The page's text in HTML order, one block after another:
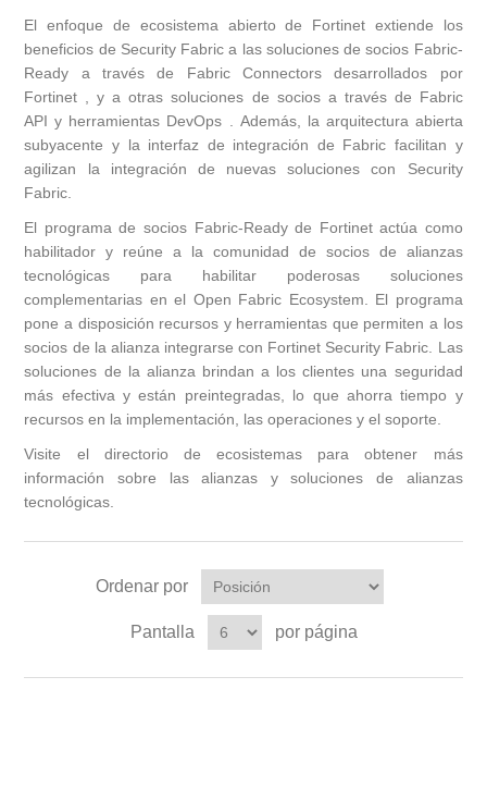
El enfoque de ecosistema abierto de Fortinet extiende los
beneficios de Security Fabric a las soluciones de socios Fabric-
Ready a través de Fabric Connectorsdesarrollados por
Fortinet , y a otras soluciones de socios a través de Fabric
API y herramientas DevOps . Además, la arquitectura abierta
subyacente y la interfaz de integración de Fabric facilitan y
agilizan la integración de nuevas soluciones con Security
Fabric.
El programa de socios Fabric-Readyde Fortinet actúa como
habilitador y reúne a la comunidad de socios de alianzas
tecnológicas para habilitar poderosas soluciones
complementarias en el Open Fabric Ecosystem. El programa
pone a disposición recursos y herramientas que permiten a los
socios de la alianza integrarse con Fortinet Security Fabric. Las
soluciones de la alianza brindan a los clientes una seguridad
más efectiva y están preintegradas, lo que ahorra tiempo y
recursos en la implementación, las operaciones y el soporte.
Visite el directorio de ecosistemas para obtener más
información sobre las alianzas y soluciones de alianzas
tecnológicas.
Ordenar por
Pantalla por página